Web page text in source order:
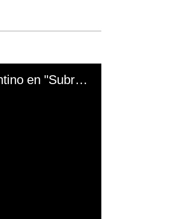
El mal momento de Yanina Gasañol con un hincha argentino en "Subrayado"